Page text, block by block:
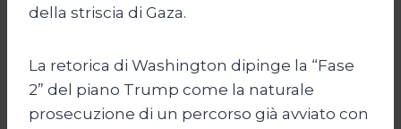
della striscia di Gaza.
La retorica di Washington dipinge la “Fase
2” del piano Trump come la naturale
prosecuzione di un percorso già avviato con